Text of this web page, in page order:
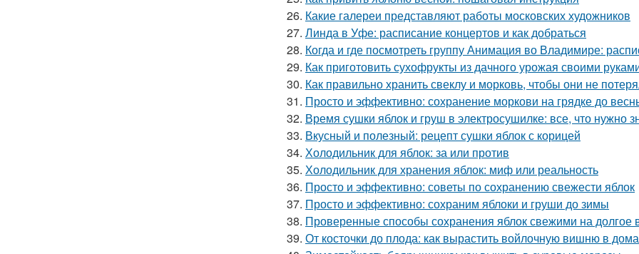
26. Какие галереи представляют работы московских художников
27. Линда в Уфе: расписание концертов и как добраться
28. Когда и где посмотреть группу Анимация во Владимире:
29. Как приготовить сухофрукты из дачного урожая своими
30. Как правильно хранить свеклу и морковь, чтобы они не
31. Просто и эффективно: сохранение моркови на грядке до
32. Время сушки яблок и груш в электросушилке: все, что нужно
33. Вкусный и полезный: рецепт сушки яблок с корицей
34. Холодильник для яблок: за или против
35. Холодильник для хранения яблок: миф или реальность
36. Просто и эффективно: советы по сохранению свежести яблок
37. Просто и эффективно: сохраним яблоки и груши до зимы
38. Проверенные способы сохранения яблок свежими на долгое
39. От косточки до плода: как вырастить войлочную вишню в